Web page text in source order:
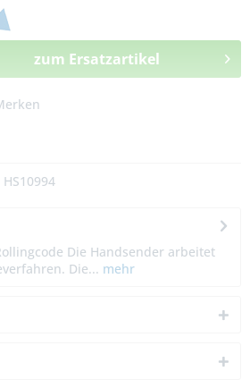
zum Ersatzartikel
HS10994
Die Handsender arbeitet
Die... mehr